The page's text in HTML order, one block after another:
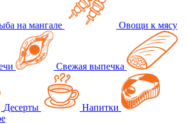
на мангале Овощи к мясу
Свежая выпечка
Десерты
Напитки